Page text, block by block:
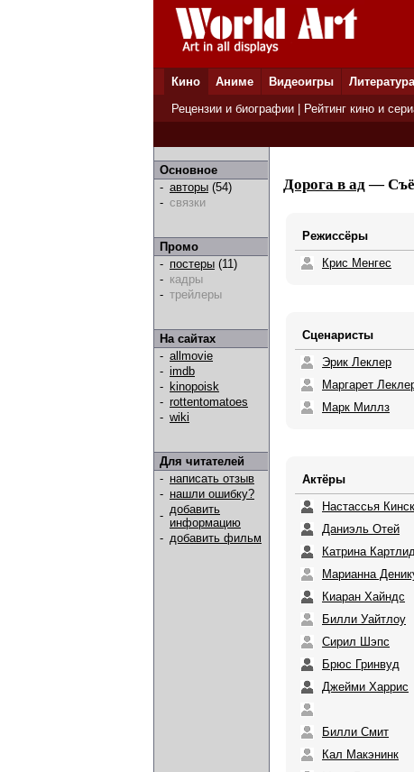
Кино Аниме Видеоигры Литература
Рецензии и биографии
Рейтинг кино и
Основное
- авторы (54)
- связки
Промо
- постеры (11)
- кадры
- трейлеры
На сайтах
- allmovie
- imdb
- kinopoisk
- rottentomatoes
- wiki
Для читателей
- написать отзыв
- нашли ошибку?
- добавить
информацию
- добавить фильм
Дорога в ад—
Режиссёры
Крис Менгес
Сценаристы
Эрик Леклер
Маргарет
Марк Миллз
Актёры
Настассья
Даниэль Отей
Катрина
Марианна
Киаран Хайндс
Билли Уайтлоу
Сирил Шэпс
Брюс Гринвуд
Джейми Харрис
Билли Смит
Кал Макэнинк